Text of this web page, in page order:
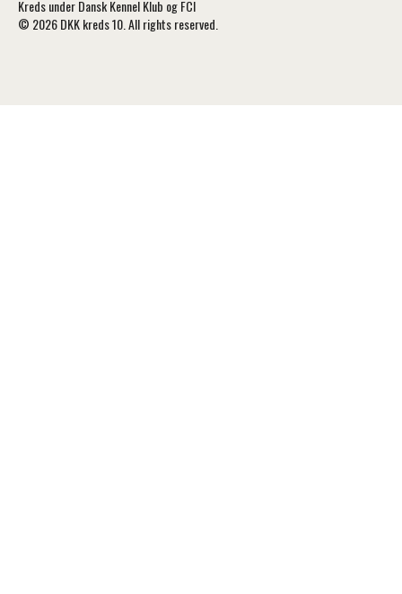
Kreds under Dansk Kennel Klub og FCI
© 2026 DKK kreds 10. All rights reserved.